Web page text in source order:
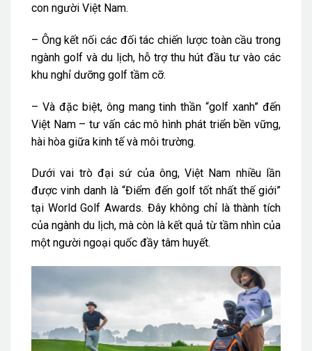
con người Việt Nam.
– Ông kết nối các đối tác chiến lược toàn cầu trong
ngành golf và du lịch, hỗ trợ thu hút đầu tư vào các
khu nghỉ dưỡng golf tầm cỡ.
– Và đặc biệt, ông mang tinh thần “golf xanh” đến
Việt Nam – tư vấn các mô hình phát triển bền vững,
hài hòa giữa kinh tế và môi trường.
Dưới vai trò đại sứ của ông, Việt Nam nhiều lần
được vinh danh là “Điểm đến golf tốt nhất thế giới”
tại World Golf Awards. Đây không chỉ là thành tích
của ngành du lịch, mà còn là kết quả từ tầm nhìn của
một người ngoại quốc đầy tâm huyết.